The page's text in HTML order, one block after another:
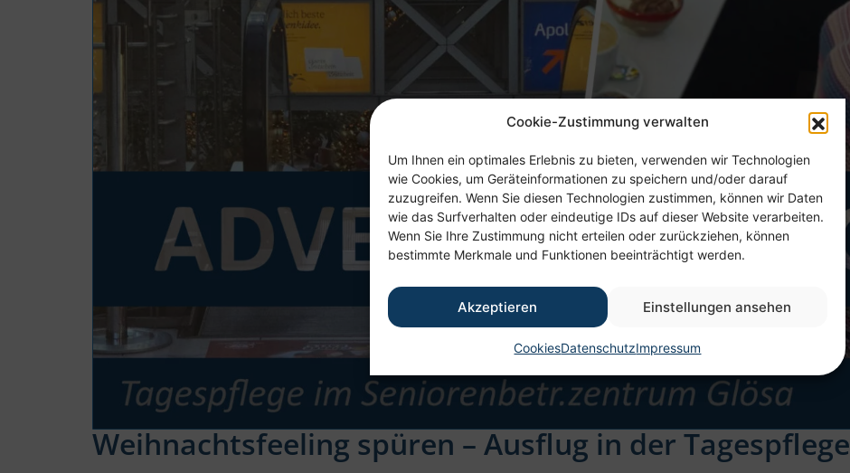
Cookie-Zustimmung verwalten
Um Ihnen ein optimales Erlebnis zu bieten, verwenden wir Technologien
wie Cookies, um Geräteinformationen zu speichern und/oder darauf
zuzugreifen. Wenn Sie diesen Technologien zustimmen, können wir Daten
wie das Surfverhalten oder eindeutige IDs auf dieser Website verarbeiten.
Wenn Sie Ihre Zustimmung nicht erteilen oder zurückziehen, können
bestimmte Merkmale und Funktionen beeinträchtigt werden.
Akzeptieren Einstellungen ansehen
CookiesDatenschutzImpressum
Weihnachtsfeeling spüren – Ausflug in der Tagespflege